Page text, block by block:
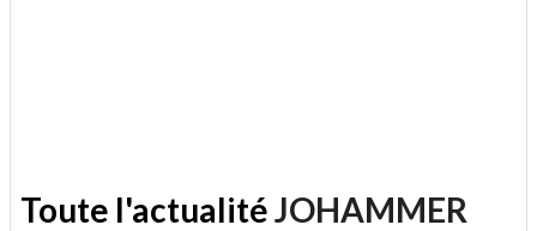
Toute l'actualitéJOHAMMER